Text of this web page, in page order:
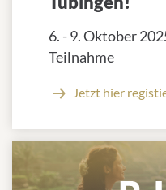
6. - 9. Oktober
Teilnahme
Jetzt hier